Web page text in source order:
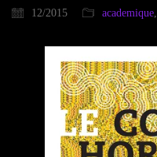
12/2015 academique,